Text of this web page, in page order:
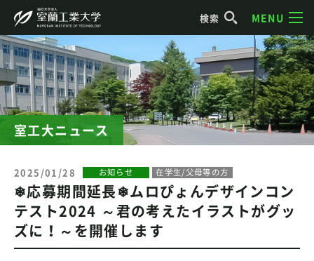
検索 MENU
室工大ニュース
2025/01/28 お知らせ 在学生/父母等の方
❄応募期間延長❄ムロぴょんデザインコン
テスト2024 ～君の考えたイラストがグッ
ズに！～を開催します